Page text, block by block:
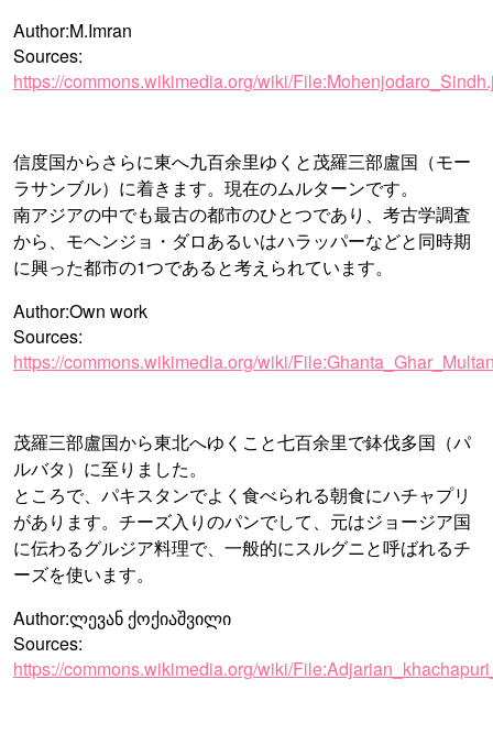
Author:M.Imran
Sources:
https://commons.wikimedia.org/wiki/
信度国からさらに東へ九百余里ゆくと茂羅三部盧国（モー
ラサンブル）に着きます。現在のムルターンです。
南アジアの中でも最古の都市のひとつであり、考古学調査
から、モヘンジョ・ダロあるいはハラッパーなどと同時期
に興った都市の1つであると考えられています。
Author:Own work
Sources:
https://commons.wikimedia.org/wiki/
茂羅三部盧国から東北へゆくこと七百余里で鉢伐多国（パ
ルバタ）に至りました。
ところで、パキスタンでよく食べられる朝食にハチャプリ
があります。チーズ入りのパンでして、元はジョージア国
に伝わるグルジア料理で、一般的にスルグニと呼ばれるチ
ーズを使います。
Author:ლევან ქოქიაშვილი
Sources:
https://commons.wikimedia.org/wiki/